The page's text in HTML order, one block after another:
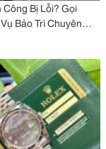
Công Bị Lỗi? Gọi
Bảo Trì Chuyên